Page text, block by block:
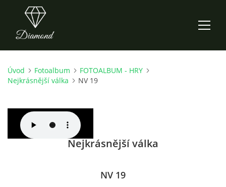
ÚVOD
O NÁS
Úvod Fotoalbum
FOTOALBUM - HRY
Nejkrásnější válka
NV 19
Nejkrásnější válka
NV 19